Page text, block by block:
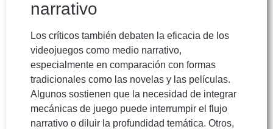
narrativo
Los críticos también debaten la eficacia de los
videojuegos como medio narrativo,
especialmente en comparación con formas
tradicionales como las novelas y las películas.
Algunos sostienen que la necesidad de integrar
mecánicas de juego puede interrumpir el flujo
narrativo o diluir la profundidad temática. Otros,